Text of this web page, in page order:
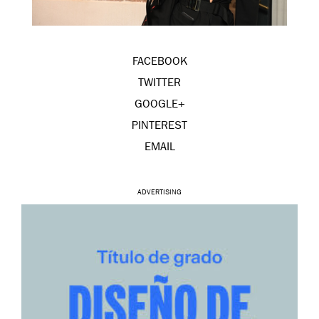
FACEBOOK
TWITTER
GOOGLE+
PINTEREST
EMAIL
ADVERTISING